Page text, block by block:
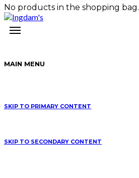
No products in the shopping bag.
MAIN MENU
SKIP TO PRIMARY CONTENT
SKIP TO SECONDARY CONTENT